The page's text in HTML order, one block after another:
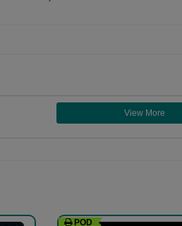
View More
અભ્યાસ કરું છું. સાયન્સ ફિલ્ડમાં
More
POD